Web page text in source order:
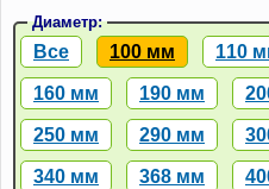
Диаметр:
Все 100 мм 110
160 мм 190 мм
250 мм 290 мм
340 мм 368 мм